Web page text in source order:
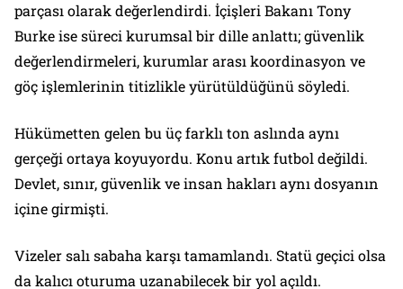
parçası olarak değerlendirdi. İçişleri Bakanı Tony
Burke ise süreci kurumsal bir dille anlattı; güvenlik
değerlendirmeleri, kurumlar arası koordinasyon ve
göç işlemlerinin titizlikle yürütüldüğünü söyledi.
Hükümetten gelen bu üç farklı ton aslında aynı
gerçeği ortaya koyuyordu. Konu artık futbol değildi.
Devlet, sınır, güvenlik ve insan hakları aynı dosyanın
içine girmişti.
Vizeler salı sabaha karşı tamamlandı. Statü geçici olsa
da kalıcı oturuma uzanabilecek bir yol açıldı.